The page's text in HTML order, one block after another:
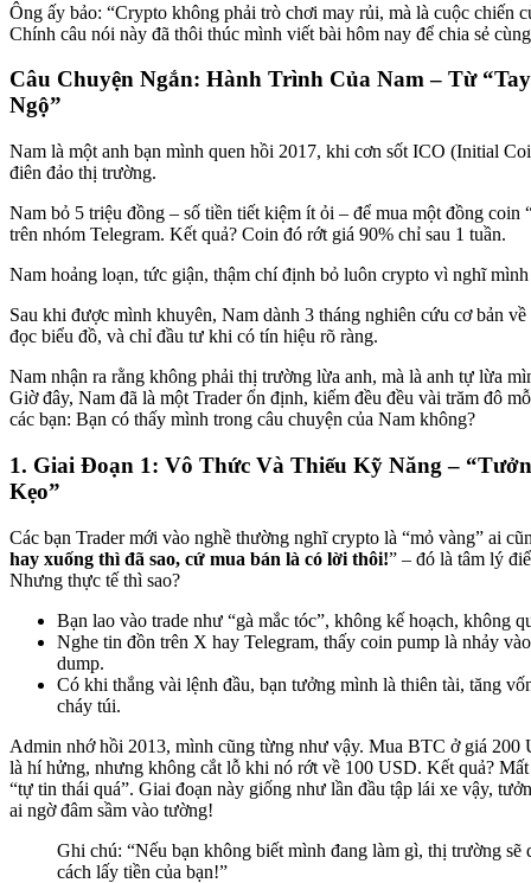
Ông ấy bảo: “Crypto không phải trò chơi may rủi, mà là cuộc chiến
Chính câu nói này đã thôi thúc mình viết bài hôm nay để chia sẻ
Câu Chuyện Ngắn: Hành Trình Của Nam – Từ
Ngộ”
Nam là một anh bạn mình quen hồi 2017, khi cơn sốt ICO (Initial
điên đảo thị trường.
Nam bỏ 5 triệu đồng – số tiền tiết kiệm ít ỏi – để mua một đồng coin
trên nhóm Telegram. Kết quả? Coin đó rớt giá 90% chỉ sau 1 tuần.
Nam hoảng loạn, tức giận, thậm chí định bỏ luôn crypto vì nghĩ
Sau khi được mình khuyên, Nam dành 3 tháng nghiên cứu cơ bản
đọc biểu đồ, và chỉ đầu tư khi có tín hiệu rõ ràng.
Nam nhận ra rằng không phải thị trường lừa anh, mà là anh tự lừa
Giờ đây, Nam đã là một Trader ổn định, kiếm đều đều vài trăm đô
các bạn: Bạn có thấy mình trong câu chuyện của Nam không?
1. Giai Đoạn 1: Vô Thức Và Thiếu Kỹ Năng –
Kẹo”
Các bạn Trader mới vào nghề thường nghĩ crypto là “mỏ vàng” ai
hay xuống thì đã sao, cứ mua bán là có lời thôi!” – đó là tâm lý
Nhưng thực tế thì sao?
Bạn lao vào trade như “gà mắc tóc”, không kế hoạch, không
Nghe tin đồn trên X hay Telegram, thấy coin pump là nhảy
dump.
Có khi thắng vài lệnh đầu, bạn tưởng mình là thiên tài, tăng
cháy túi.
Admin nhớ hồi 2013, mình cũng từng như vậy. Mua BTC ở giá 200
là hí hửng, nhưng không cắt lỗ khi nó rớt về 100 USD. Kết quả?
“tự tin thái quá”. Giai đoạn này giống như lần đầu tập lái xe vậy,
ai ngờ đâm sầm vào tường!
Ghi chú: “Nếu bạn không biết mình đang làm gì, thị trường sẽ
cách lấy tiền của bạn!”